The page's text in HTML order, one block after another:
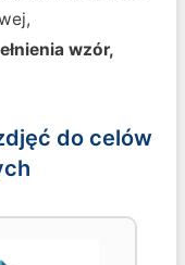
wzór,
do celów